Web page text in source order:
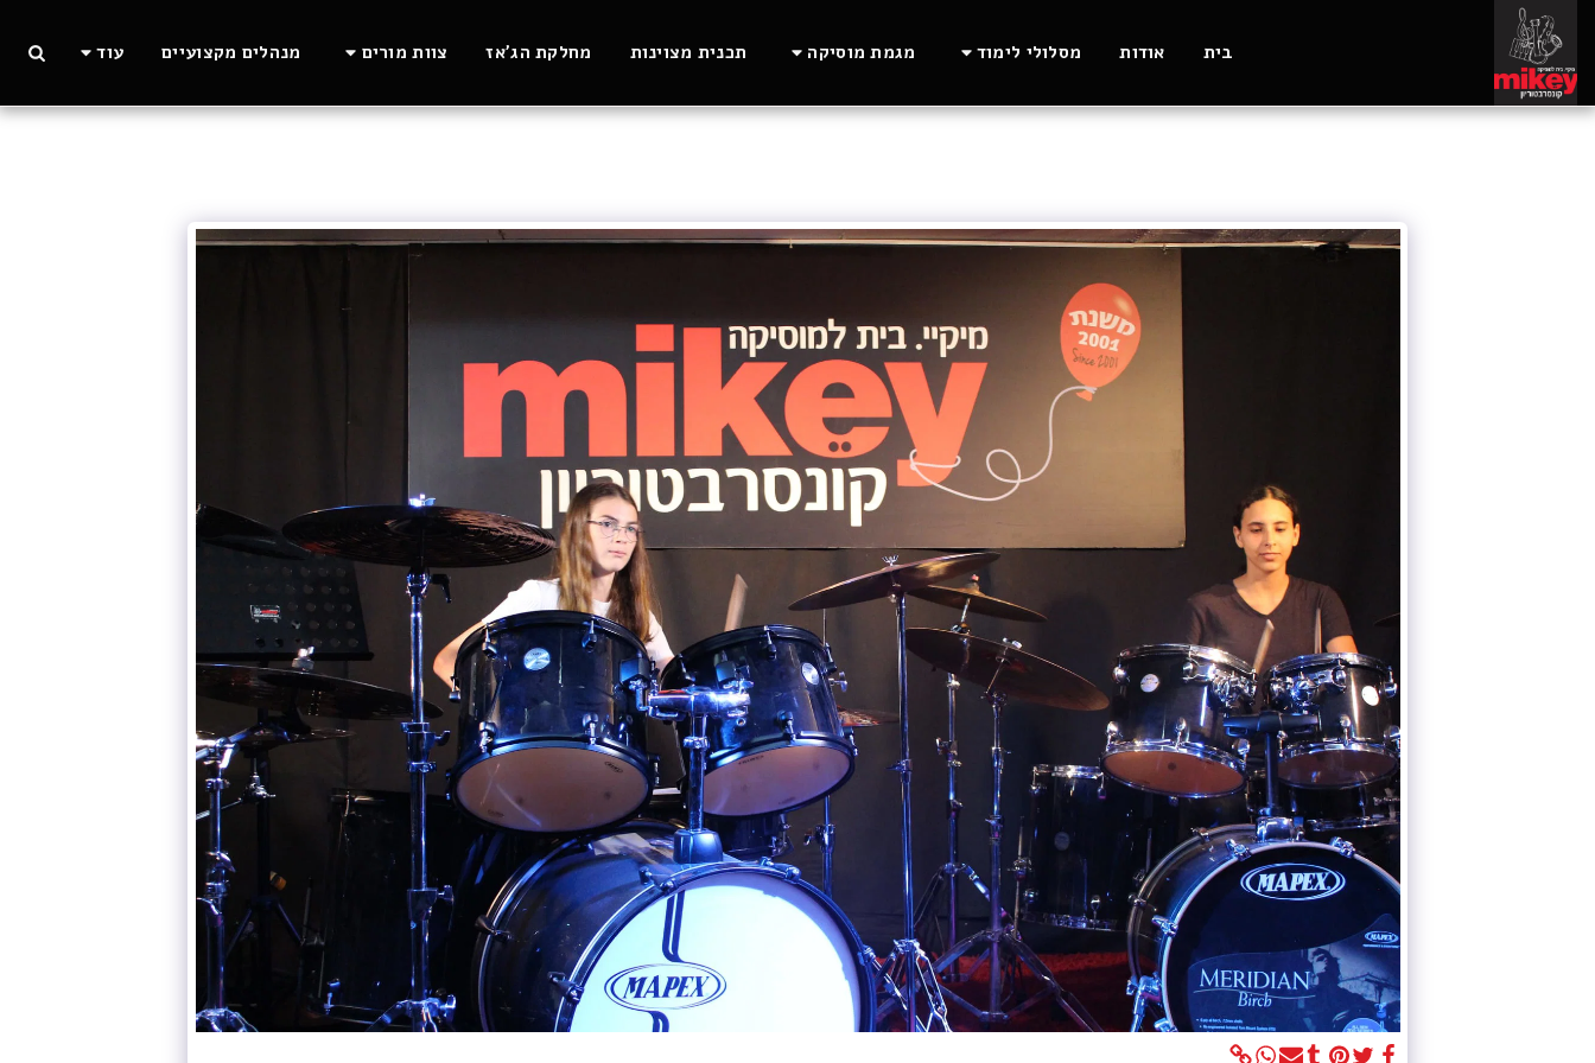
בית אודות מסלולי לימוד מגמת מוסיקה תכנית מצוינות מחלקת הג'אז צוות מורים מנהלים מקצועיים עוד